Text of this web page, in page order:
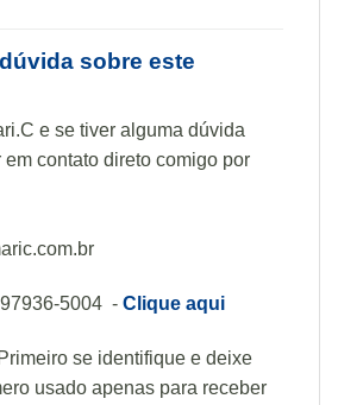
sobre este
e se tiver alguma dúvida
contato direto comigo por
5004 - Clique aqui
Primeiro se identifique e deixe
usado apenas para receber